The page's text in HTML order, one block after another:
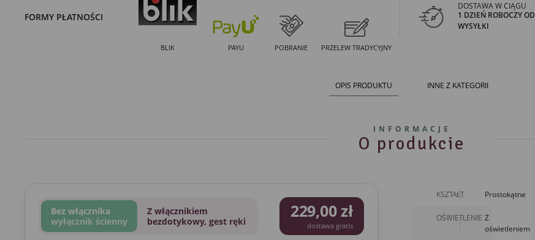
FORMY PŁATNOŚCI
BLIK PAYU POBRANIE PRZELEW TRADYCYJNY
DOSTAWA W CIĄGU
1 DZIEŃ ROBOCZY OD
WYSYŁKI
OPIS PRODUKTU INNE Z KATEGORII
INFORMACJE
O produkcie
Bez włącznika
wyłącznik ścienny
Z włącznikiem
bezdotykowy, gest ręki
229,00 zł
dostawa gratis
KSZTAŁT Prostokątne
OŚWIETLENIE Z
oświetleniem